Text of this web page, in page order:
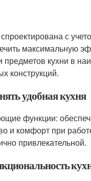
с
максимальную
кухни в
конструкций.
удобная кухня
функции:
и комфорт при
привлекательной.